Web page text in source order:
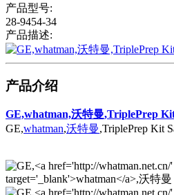
产品型号:
28-9454-34
产品描述:
产品介绍
GE,whatman,沃特曼,TriplePrep Kit
GE, whatman 沃特曼 ,TriplePrep Kit